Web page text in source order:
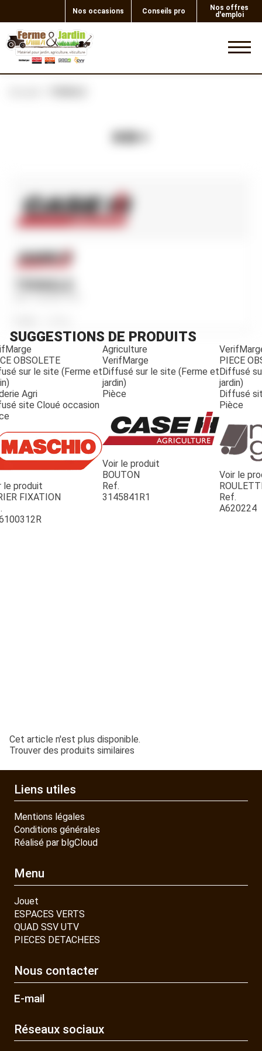
Nos occasions Conseils pro
Nos offres
d'emploi
JOUET
3225611R1
SUGGESTIONS DE PRODUITS
OBSOLETE
sur le site (Ferme et
Agri
site Cloué occasion
le produit
FIXATION
Agriculture
VerifMarge
Diffusé sur le site (Ferme et
jardin)
Pièce
Voir le produit
BOUTON
Ref.
3145841R1
PIECE
Diffusé
jardin)
Diffusé
Pièce
Voir le
Ref.
A620224
Cet article n'est plus disponible.
Trouver des produits similaires
Liens utiles
Mentions légales
Conditions générales
Réalisé par blgCloud
Menu
Jouet
ESPACES VERTS
QUAD SSV UTV
PIECES DETACHEES
Nous contacter
E-mail
Réseaux sociaux